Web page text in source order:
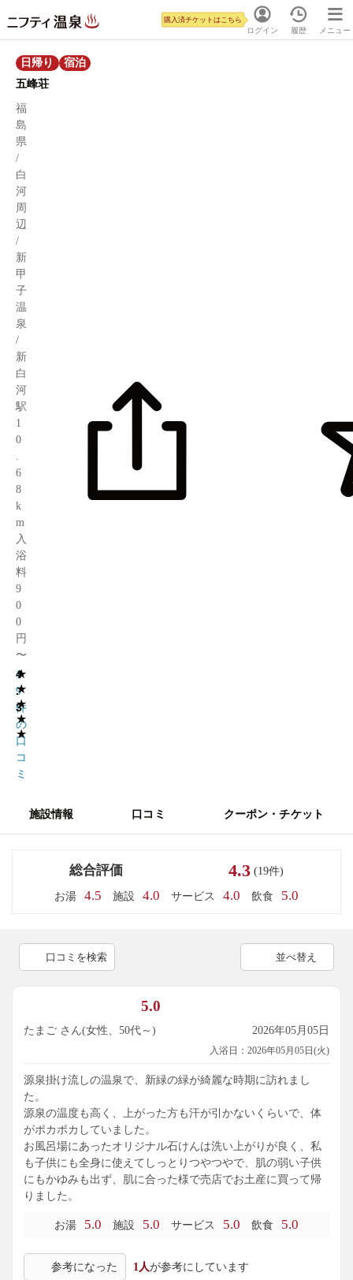
ログイン
購入済チケットはこちら
履歴 メニュー
日帰り
宿泊
五峰荘
福
島
県
/
白
河
周
辺
/
新
甲
子
温
泉
/
新
白
河
駅
1
0
6
8
k
m
入
浴
料
9
0
0
円
〜
★
★
★
★
★
4
.
3
1
9
件
の
口
コ
ミ
施設情報 口コミ クーポン・チケット
総合評価 4.3 (19件)
お湯 4.5 施設 4.0 サービス 4.0 飲食 5.0
口コミを検索 並べ替え
5.0
たまご さん(女性、50代～) 2026年05月05日
入浴日：2026年05月05日(火)
源泉掛け流しの温泉で、新緑の緑が綺麗な時期に訪れまし
た。
源泉の温度も高く、上がった方も汗が引かないくらいで、体
がポカポカしていました。
お風呂場にあったオリジナル石けんは洗い上がりが良く、私
も子供にも全身に使えてしっとりつやつやで、肌の弱い子供
にもかゆみも出ず、肌に合った様で売店でお土産に買って帰
りました。
お湯 5.0 施設 5.0 サービス 5.0 飲食 5.0
参考になった 1人が参考にしています